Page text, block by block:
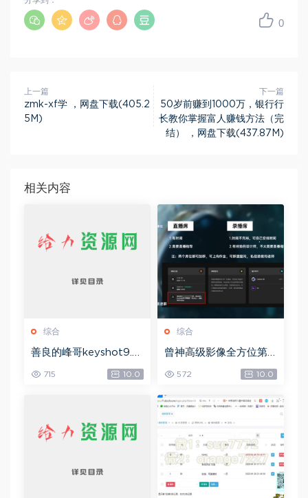
0
上一篇
zmk-xf学 ，网盘下载(405.2
5M)
下一篇
50岁前赚到1000万，银行行
长教你掌握富人赚钱方法（完
结） ，网盘下载(437.87M)
相关内容
综合
善良的峰哥keyshot9.0
自学宝典，网盘下载(2.3
6G)
715 10.0
综合
曾神高级影像全方位第
四期，网盘下载(49.08
G)
572 10.0